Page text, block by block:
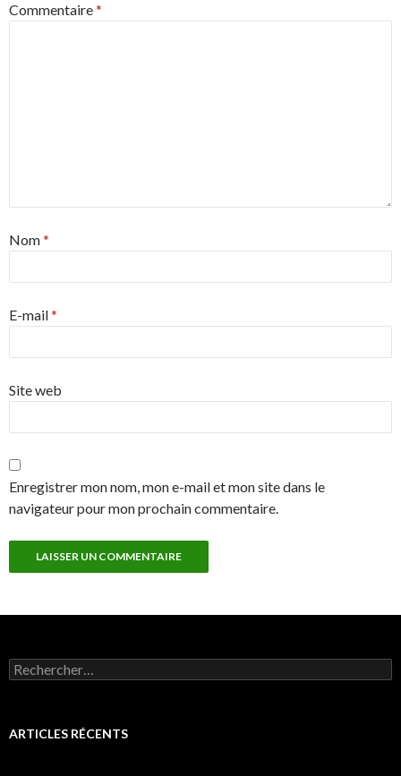
Commentaire*
Nom*
E-mail*
Site web
Enregistrer mon nom, mon e-mail et mon site dans le
navigateur pour mon prochain commentaire.
Rechercher :
ARTICLES RÉCENTS